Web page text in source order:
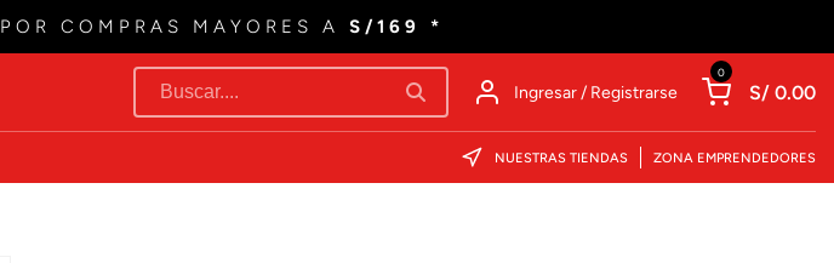
POR COMPRAS MAYORES A S/169 *
Ingresar / Registrarse
0
S/ 0.00
NUESTRAS TIENDAS ZONA EMPRENDEDORES